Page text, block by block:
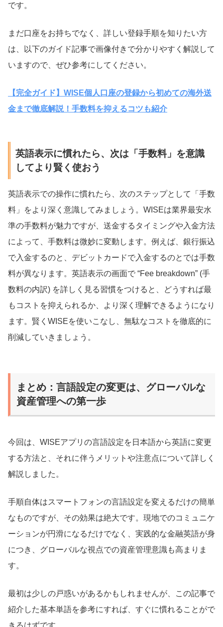
です。
まだ口座をお持ちでなく、詳しい登録手順を知りたい方
は、以下のガイド記事で画像付きで分かりやすく解説して
いますので、ぜひ参考にしてください。
【完全ガイド】WISE個人口座の登録から初めての海外送
金まで徹底解説！手数料を抑えるコツも紹介
英語表示に慣れたら、次は「手数料」を意識
してより賢く使おう
英語表示での操作に慣れたら、次のステップとして「手数
料」をより深く意識してみましょう。WISEは業界最安水
準の手数料が魅力ですが、送金するタイミングや入金方法
によって、手数料は微妙に変動します。例えば、銀行振込
で入金するのと、デビットカードで入金するのとでは手数
料が異なります。英語表示の画面で “Fee breakdown” (手
数料の内訳) を詳しく見る習慣をつけると、どうすれば最
もコストを抑えられるか、より深く理解できるようになり
ます。賢くWISEを使いこなし、無駄なコストを徹底的に
削減していきましょう。
まとめ：言語設定の変更は、グローバルな
資産管理への第一歩
今回は、WISEアプリの言語設定を日本語から英語に変更
する方法と、それに伴うメリットや注意点について詳しく
解説しました。
手順自体はスマートフォンの言語設定を変えるだけの簡単
なものですが、その効果は絶大です。現地でのコミュニケ
ーションが円滑になるだけでなく、実践的な金融英語が身
につき、グローバルな視点での資産管理意識も高まりま
す。
最初は少しの戸惑いがあるかもしれませんが、この記事で
紹介した基本単語を参考にすれば、すぐに慣れることがで
きるはずです。